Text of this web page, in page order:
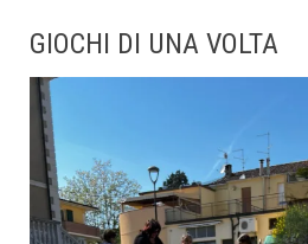
GIOCHI DI UNA VOLTA